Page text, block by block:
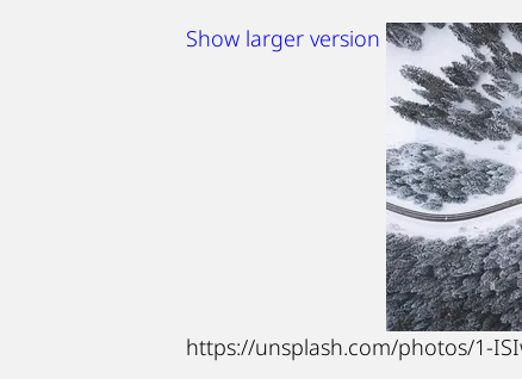
Show larger version
https://unsplash.com/photos/1-